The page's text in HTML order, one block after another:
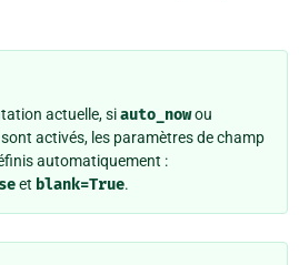
actuelle, siauto_nowou
sont activés, les paramètres de champ
automatiquement :
et blank=True.